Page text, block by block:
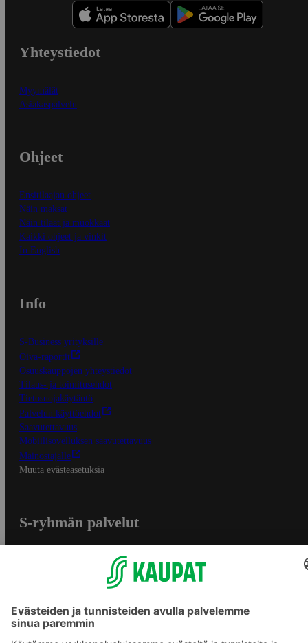
Yhteystiedot
Myymälät
Asiakaspalvelu
Ohjeet
Ensitilaajan ohjeet
Näin maksat
Näin tilaat ja muokkaat
Kaikki ohjeet ja vinkit
In English
Info
S-Business yrityksille
Oiva-raportit
Osuuskauppojen yhteystiedot
Tilaus- ja toimitusehdot
Tietosuojakäytäntö
Palvelun käyttöehdot
Saavutettavuus
Mobiilisovelluksen saavutettavuus
Mainostajalle
Muuta evästeasetuksia
S-ryhmän palvelut
S-ostoslista -sovellus
Prisma.fi
Sokos.fi